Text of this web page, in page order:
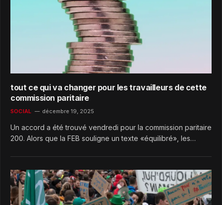
tout ce qui va changer pour les travailleurs de cette
commission paritaire
SOCIAL décembre 19, 2025
Un accord a été trouvé vendredi pour la commission paritaire
200. Alors que la FEB souligne un texte «équilibré», les…